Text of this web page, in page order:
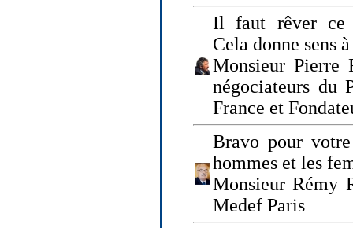
Il faut rêver ce
Cela donne sens
Monsieur Pierre
négociateurs du
France et
Bravo pour
hommes et les
Monsieur Rémy
Medef Paris